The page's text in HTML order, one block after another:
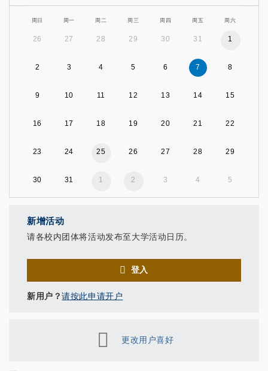
周日 周一 周二 周三 周四 周五 周六
26 27 28 29 30 31 1
2 3 4 5 6 7 8
9 10 11 12 13 14 15
16 17 18 19 20 21 22
23 24 25 26 27 28 29
30 31 1 2 3 4 5
新增活动
请各校内团体将活动发布至大学活动日历。
登入
新用户？请按此申请开户
更改用户喜好